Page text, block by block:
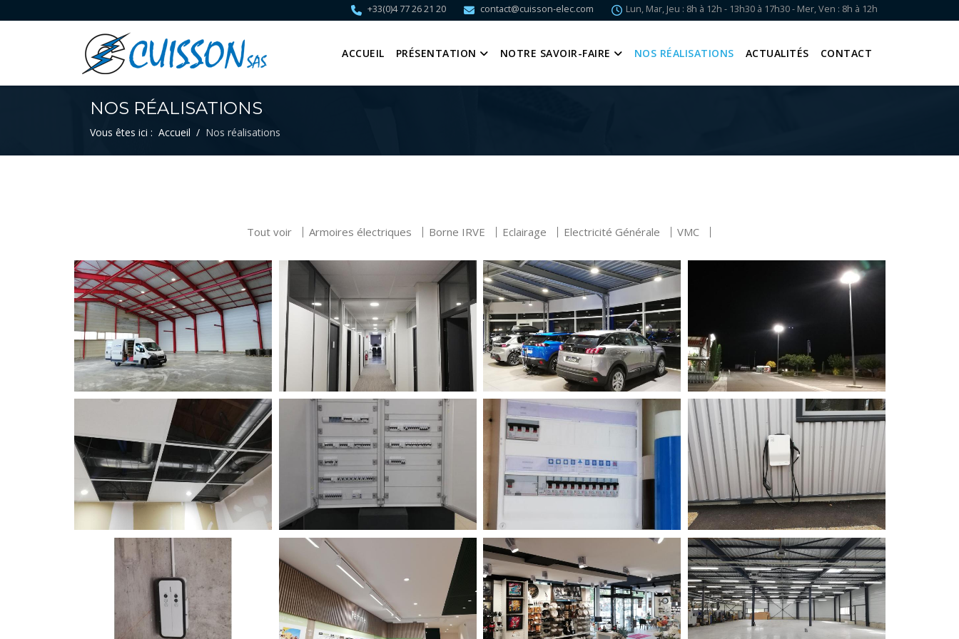
+33(0)4 77 26 21 20 contact@cuisson-elec.com Lun, Mar, Jeu : 8h à 12h - 13h30 à 17h30 - Mer, Ven : 8h à 12h
ACCUEIL PRÉSENTATION NOTRE SAVOIR-FAIRE NOS RÉALISATIONS ACTUALITÉS CONTACT
NOS RÉALISATIONS
Vous êtes ici : Accueil Nos réalisations
Tout voir Armoires électriques Borne IRVE Eclairage Electricité Générale VMC